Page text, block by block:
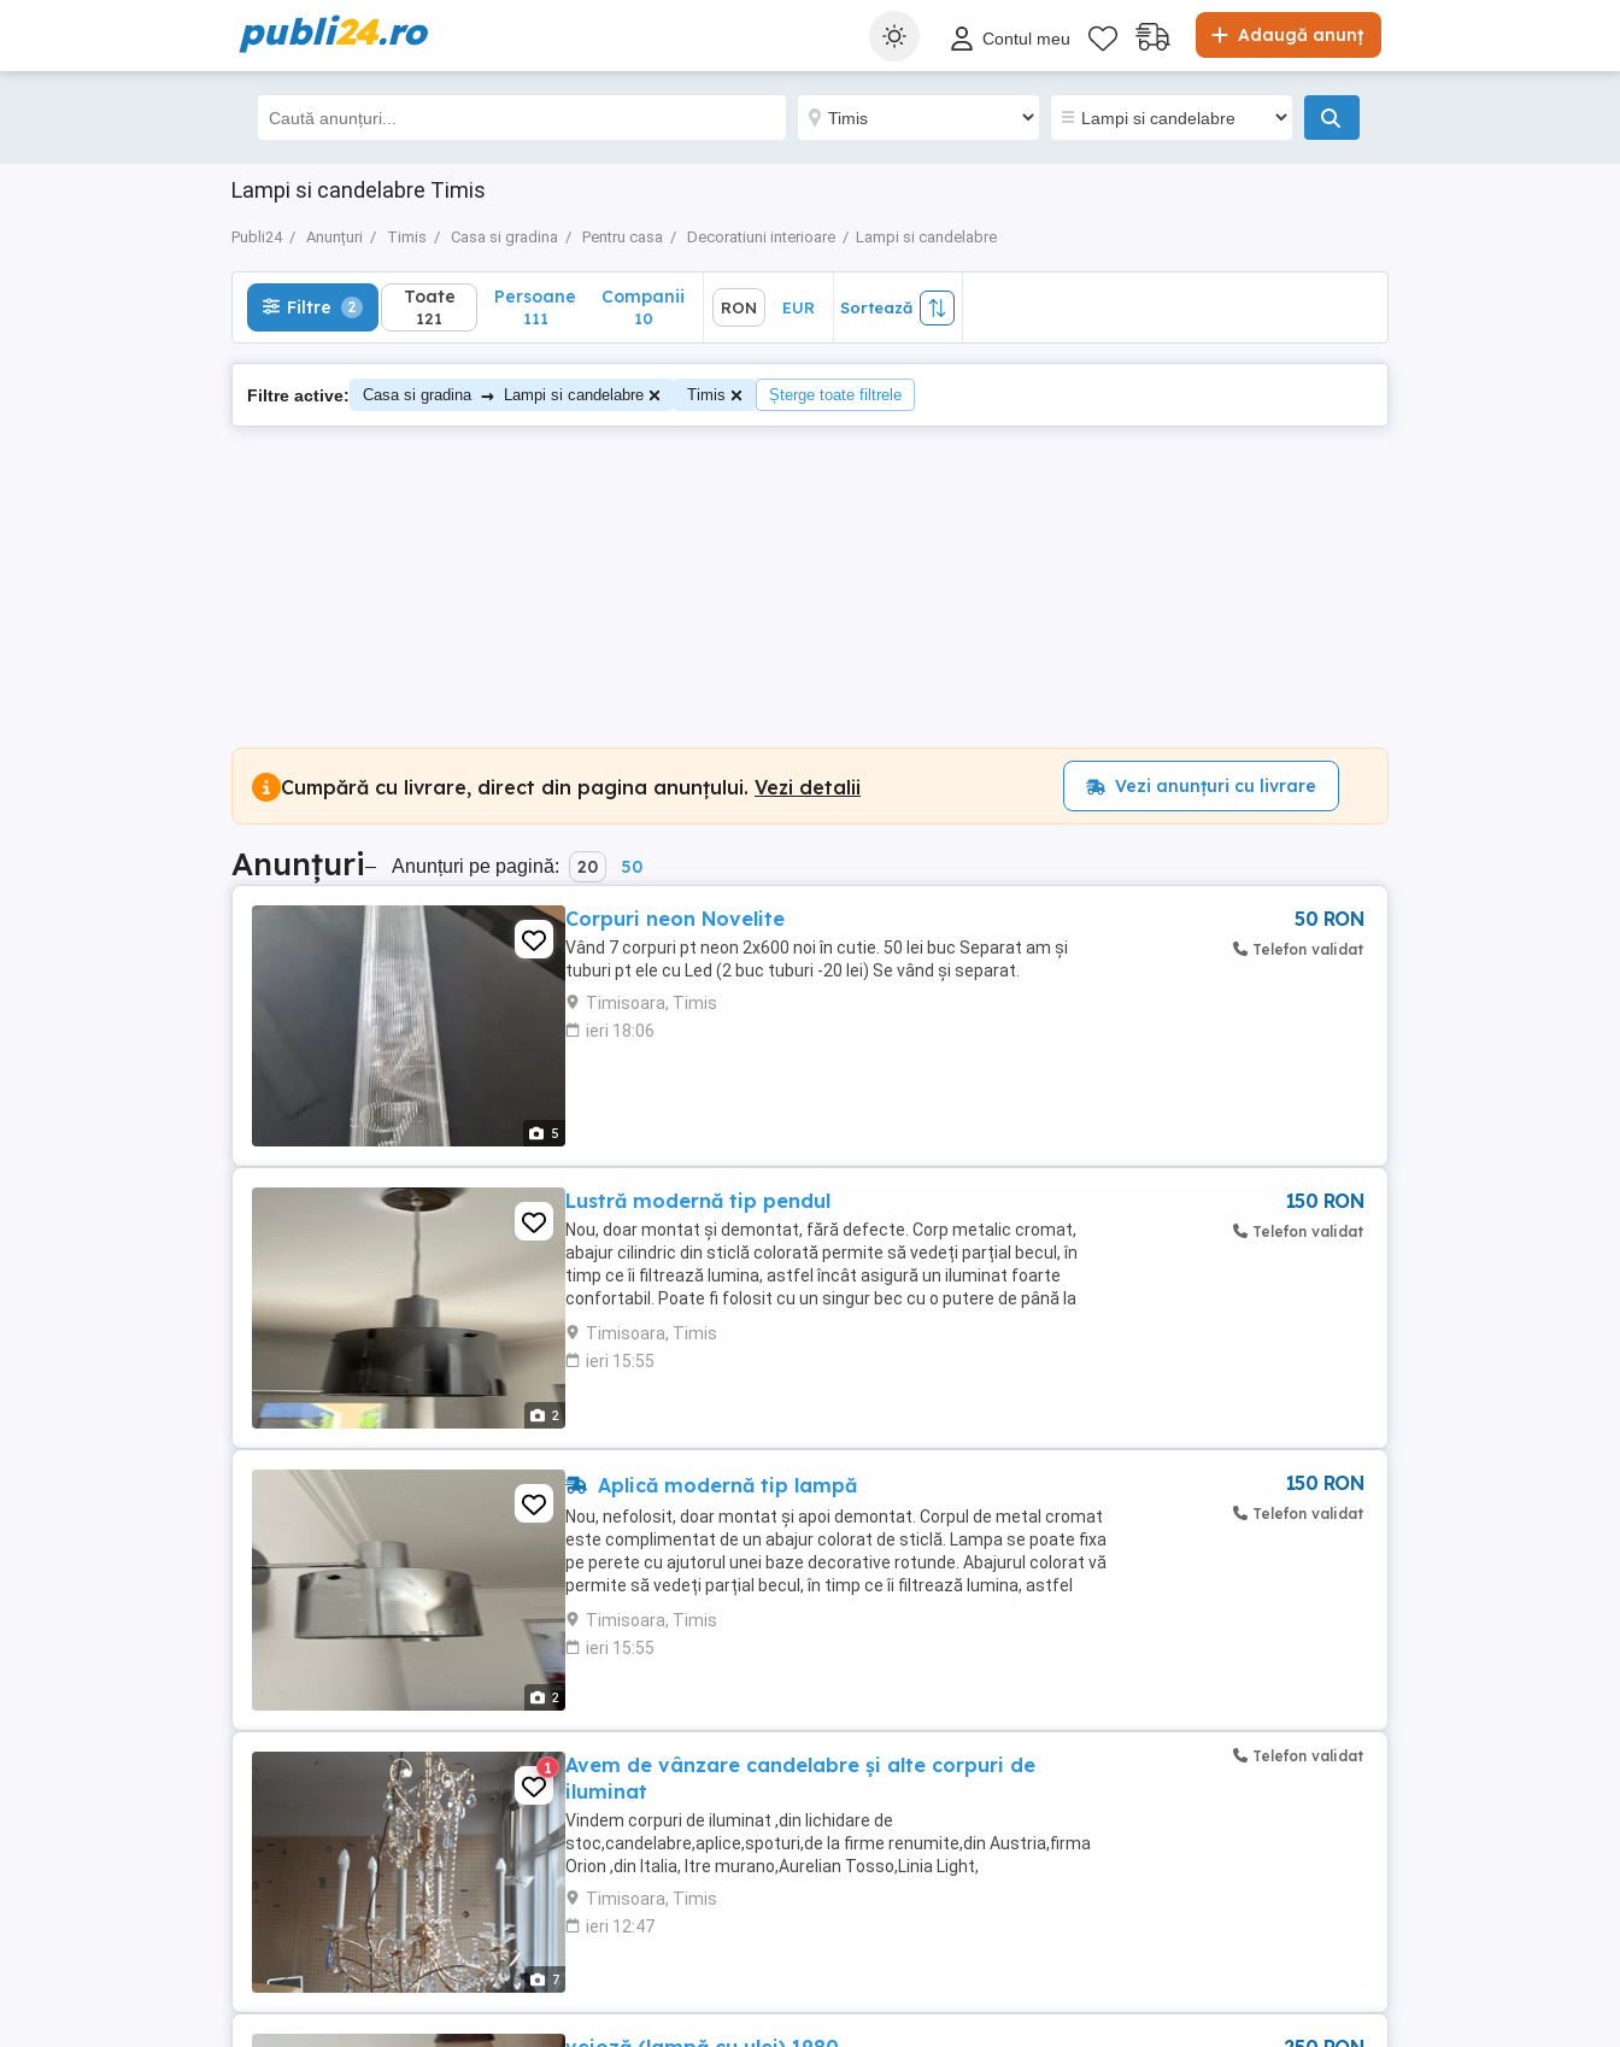
publi24.ro Adaugă anunț
Contul meu
Lampi si candelabre Timis
Publi24 Anunțuri Timis Casa si gradina Pentru casa Decoratiuni interioare Lampi si candelabre
Filtre 2 Toate
121
Sortează
Filtre 2 Toate
121
Persoane
111
Companii
10
RON EUR Sortează
Filtre active: Casa si gradina → Lampi si candelabre Timis Șterge toate filtrele
Cumpără cu livrare, direct din pagina anunțului. Vezi detalii Vezi anunțuri cu livrare
Anunțuri– Anunțuri pe pagină: 20 50
5
Corpuri neon Novelite
Vând 7 corpuri pt neon 2x600 noi în cutie. 50 lei buc Separat am și
tuburi pt ele cu Led (2 buc tuburi -20 lei) Se vând și separat.
Timisoara, Timis
ieri 18:06
50 RON
Telefon validat
2
Lustră modernă tip pendul
Nou, doar montat și demontat, fără defecte. Corp metalic cromat,
abajur cilindric din sticlă colorată permite să vedeți parțial becul, în
timp ce îi filtrează lumina, astfel încât asigură un iluminat foarte
confortabil. Poate fi folosit cu un singur bec cu o putere de până la
60W. Tipul soclului este ...
Timisoara, Timis
ieri 15:55
150 RON
Telefon validat
2
Aplică modernă tip lampă
Nou, nefolosit, doar montat și apoi demontat. Corpul de metal cromat
este complimentat de un abajur colorat de sticlă. Lampa se poate fixa
pe perete cu ajutorul unei baze decorative rotunde. Abajurul colorat vă
permite să vedeți parțial becul, în timp ce îi filtrează lumina, astfel
încât asigură un iluminat ...
Timisoara, Timis
ieri 15:55
150 RON
Telefon validat
7
1
Avem de vânzare candelabre și alte corpuri de
iluminat
Vindem corpuri de iluminat ,din lichidare de
stoc,candelabre,aplice,spoturi,de la firme renumite,din Austria,firma
Orion ,din Italia, Itre murano,Aurelian Tosso,Linia Light,
Timisoara, Timis
ieri 12:47
Telefon validat